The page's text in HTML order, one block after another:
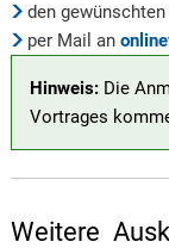
den
per Mail an
Hinweis: Die
Vortrages
Weitere